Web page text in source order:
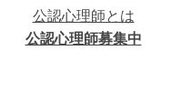
公認心理師とは
公認心理師募集中